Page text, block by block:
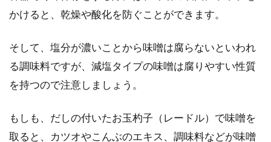
電子レンジやトースターを正しく使
うやり方と適した調理方法
電子レンジやトースターなどの調理家電は、意
外と正しいやり方や違いを知らない人も多いの
かけると、乾燥や酸化を防ぐことができます。
そして、塩分が濃いことから味噌は腐らないといわれ
る調味料ですが、減塩タイプの味噌は腐りやすい性質
を持つので注意しましょう。
もしも、だしの付いたお玉杓子（レードル）で味噌を
取ると、カツオやこんぶのエキス、調味料などが味噌